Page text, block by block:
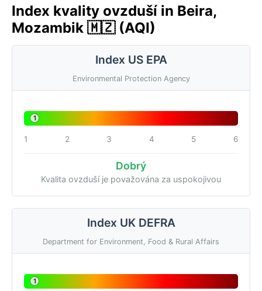
Index kvality ovzduší in Beira,
Mozambik 🇲🇿 (AQI)
Index US EPA
Environmental Protection Agency
1
1 2 3 4 5 6
Dobrý
Kvalita ovzduší je považována za uspokojivou
Index UK DEFRA
Department for Environment, Food & Rural Affairs
1